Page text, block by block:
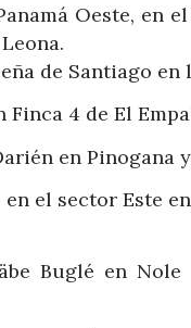
Oeste, en
de Santiago
Finca 4 de El
en Pinogana
en el sector Este
Buglé en